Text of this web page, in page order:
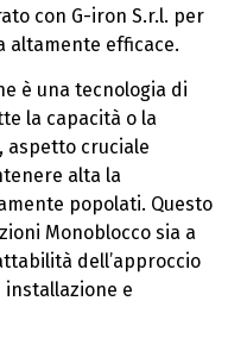
con G-iron S.r.l. per
altamente efficace.
è una tecnologia di
la capacità o la
aspetto cruciale
alta la
popolati. Questo
Monoblocco sia a
dell’approccio
e